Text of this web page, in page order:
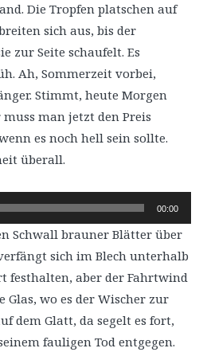
Die Tropfen platschen auf
sich aus, bis der
zur Seite schaufelt. Es
Ah, Sommerzeit vorbei,
Stimmt, heute Morgen
man jetzt den Preis
es noch hell sein sollte.
überall.
00:00
Schwall brauner Blätter über
sich im Blech unterhalb
festhalten, aber der Fahrtwind
Glas, wo es der Wischer zur
dem Glatt, da segelt es fort,
fauligen Tod entgegen.